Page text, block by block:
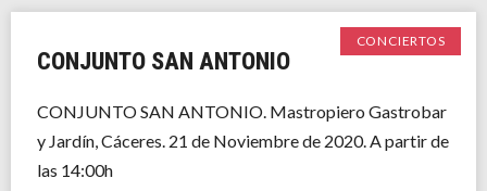
HISTORIAS
CONCIERTOS
CONJUNTO SAN ANTONIO
CONJUNTO SAN ANTONIO. Mastropiero Gastrobar
y Jardín, Cáceres. 21 de Noviembre de 2020. A partir de
las 14:00h